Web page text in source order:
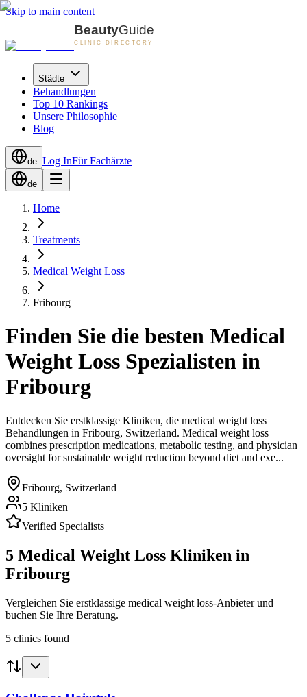
Skip to main content
Städte
Behandlungen
Top 10 Rankings
Unsere Philosophie
Blog
de Log InFür Fachärzte
de
Home
Treatments
Medical Weight Loss
Fribourg
Finden Sie die besten Medical
Weight Loss Spezialisten in
Fribourg
Entdecken Sie erstklassige Kliniken, die medical weight loss
Behandlungen in Fribourg, Switzerland. Medical weight loss
combines prescription medications, metabolic testing, and physician
oversight for sustainable weight reduction beyond diet and exe...
Fribourg, Switzerland
5 Kliniken
Verified Specialists
5 Medical Weight Loss Kliniken in
Fribourg
Vergleichen Sie erstklassige medical weight loss-Anbieter und
buchen Sie Ihre Beratung.
5 clinics found